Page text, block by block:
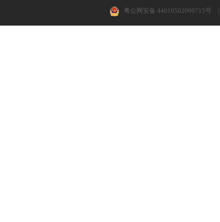
粤公网安备 44010502000715号 |